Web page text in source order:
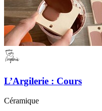
L’Argilerie : Cours
Céramique